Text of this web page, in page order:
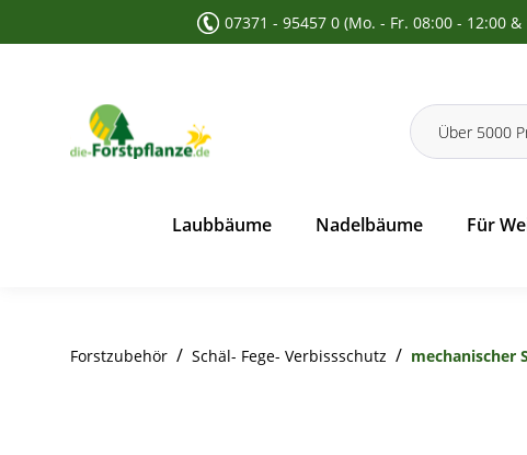
Zur Hauptnavigation springen
07371 - 95457 0 (Mo. - Fr. 08:00 - 12:00
Laubbäume Nadelbäume Für
Forstzubehör / Schäl- Fege- Verbissschutz / mechanischer